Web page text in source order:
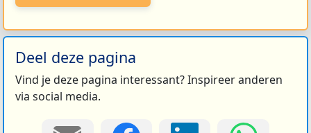
Deel deze pagina
Vind je deze pagina interessant? Inspireer anderen
via social media.